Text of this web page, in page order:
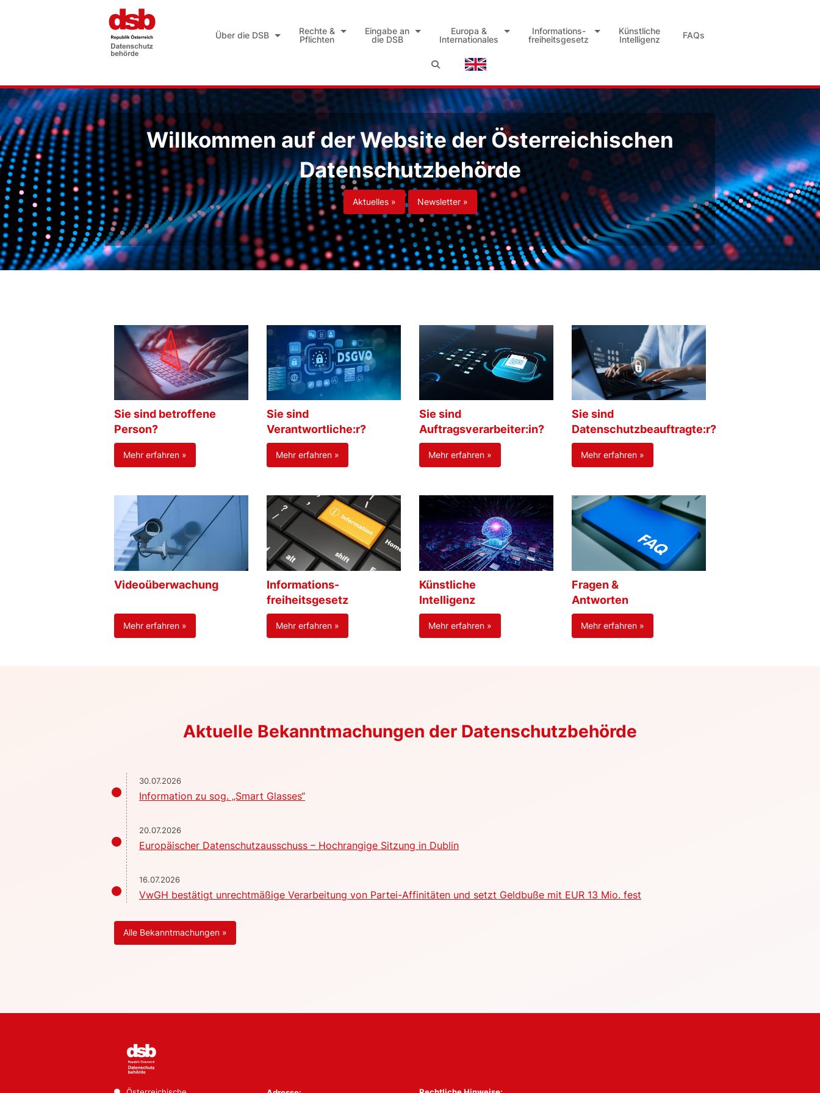
Über die DSB
Rechte &
Pflichten
Eingabe an
die DSB
Europa &
Internationales
Informations-
freiheitsgesetz
Künstliche
Intelligenz
FAQs
Willkommen auf der Website der Österreichischen
Datenschutzbehörde
Aktuelles » Newsletter »
Sie sind betroffene
Person?
Mehr erfahren »
Sie sind
Verantwortliche:r?
Mehr erfahren »
Sie sind
Auftragsverarbeiter:in?
Mehr erfahren »
Sie sind
Datenschutzbeauftragte:r?
Mehr erfahren »
Videoüberwachung
Mehr erfahren »
Informations-
freiheitsgesetz
Mehr erfahren »
Künstliche
Intelligenz
Mehr erfahren »
Fragen &
Antworten
Mehr erfahren »
Aktuelle Bekanntmachungen der Datenschutzbehörde
30.07.2026
Information zu sog. „Smart Glasses“
20.07.2026
Europäischer Datenschutzausschuss – Hochrangige Sitzung in Dublin
16.07.2026
VwGH bestätigt unrechtmäßige Verarbeitung von Partei-Affinitäten und setzt Geldbuße mit EUR 13 Mio. fest
Alle Bekanntmachungen »